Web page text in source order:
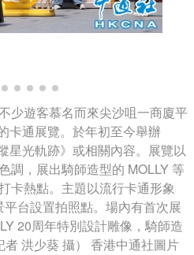
少遊客慕名而來尖沙咀一商廈平
卡通展覽。於年初至今舉辦
星光軌跡》或相關內容。展覽以
調，展出騎師造型的 MOLLY 等
卡熱點。主題以流行卡通形象
台設置拍照點。場內有首次展
20周年特別設計雕像，騎師造
洪少葵 攝） 香港中通社圖片